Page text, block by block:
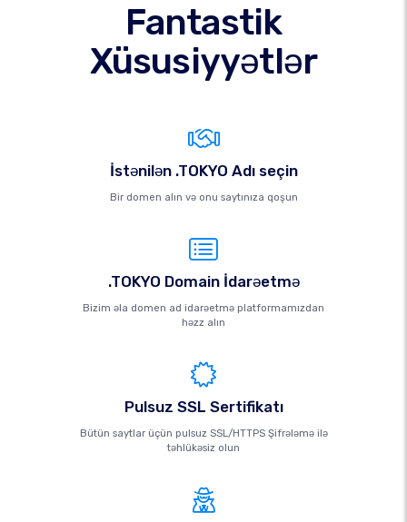
Fantastik
Xüsusiyyətlər
İstənilən .TOKYO Adı seçin
Bir domen alın və onu saytınıza qoşun
.TOKYO Domain İdarəetmə
Bizim əla domen ad idarəetmə platformamızdan
həzz alın
Pulsuz SSL Sertifikatı
Bütün saytlar üçün pulsuz SSL/HTTPS Şifrələmə ilə
təhlükəsiz olun